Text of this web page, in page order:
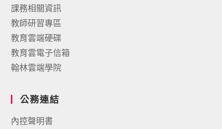
課務相關資訊
教師研習專區
教育雲端硬碟
教育雲電子信箱
翰林雲端學院
公務連結
內控聲明書